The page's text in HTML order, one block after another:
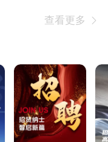
查看更多 